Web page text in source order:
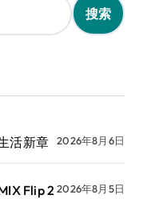
活新章 2026年8月6日
Flip 2 2026年8月5日